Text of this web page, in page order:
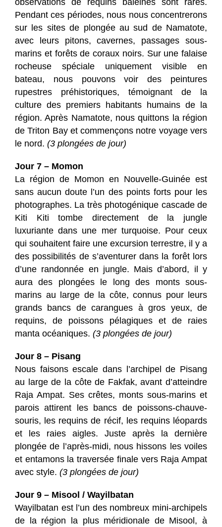
Pendant ces périodes, nous nous concentrerons
sur les sites de plongée au sud de Namatote,
avec leurs pitons, cavernes, passages sous-
marins et forêts de coraux noirs. Sur une falaise
rocheuse spéciale uniquement visible en
bateau, nous pouvons voir des peintures
rupestres préhistoriques, témoignant de la
culture des premiers habitants humains de la
région. Après Namatote, nous quittons la région
de Triton Bay et commençons notre voyage vers
le nord. (3 plongées de jour)
Jour 7 – Momon
La région de Momon en Nouvelle-Guinée est
sans aucun doute l’un des points forts pour les
photographes. La très photogénique cascade de
Kiti Kiti tombe directement de la jungle
luxuriante dans une mer turquoise. Pour ceux
qui souhaitent faire une excursion terrestre, il y a
des possibilités de s’aventurer dans la forêt lors
d’une randonnée en jungle. Mais d’abord, il y
aura des plongées le long des monts sous-
marins au large de la côte, connus pour leurs
grands bancs de carangues à gros yeux, de
requins, de poissons pélagiques et de raies
manta océaniques. (3 plongées de jour)
Jour 8 – Pisang
Nous faisons escale dans l’archipel de Pisang
au large de la côte de Fakfak, avant d’atteindre
Raja Ampat. Ses crêtes, monts sous-marins et
parois attirent les bancs de poissons-chauve-
souris, les requins de récif, les requins léopards
et les raies aigles. Juste après la dernière
plongée de l’après-midi, nous hissons les voiles
et entamons la traversée finale vers Raja Ampat
avec style. (3 plongées de jour)
Jour 9 – Misool / Wayilbatan
Wayilbatan est l’un des nombreux mini-archipels
de la région la plus méridionale de Misool, à